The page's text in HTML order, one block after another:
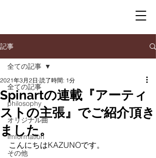
記事
全ての記事
philosophy
オリジナル曲
Imformation
その他
全ての記事
Spinartの連載『アーティ
ストの主張』でご紹介頂き
ました。
2021年3月2日 読了時間: 1分
こんにちはKAZUNOです。